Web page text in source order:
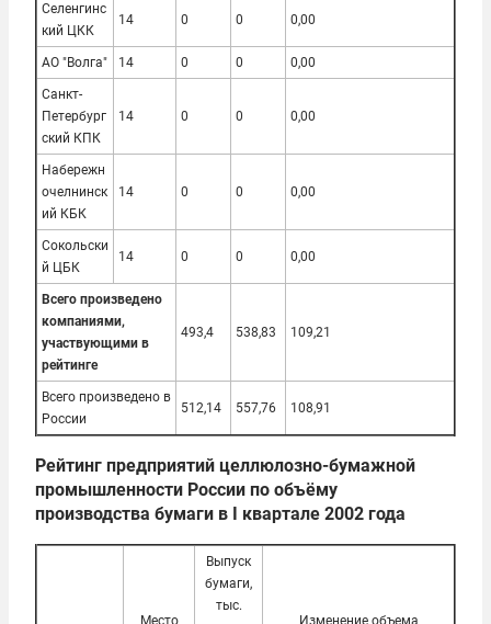
Селенгинс
кий ЦКК
14 0 0 0,00
АО "Волга" 14 0 0 0,00
Санкт-
Петербург
ский КПК
14 0 0 0,00
Набережн
очелнинск
ий КБК
14 0 0 0,00
Сокольски
й ЦБК
14 0 0 0,00
Всего произведено
компаниями,
участвующими в
рейтинге
493,4 538,83 109,21
Всего произведено в
России
512,14 557,76 108,91
Рейтинг предприятий целлюлозно-бумажной
промышленности России по объёму
производства бумаги в I квартале 2002 года
Место
Выпуск
бумаги,
тыс.
Изменение объема